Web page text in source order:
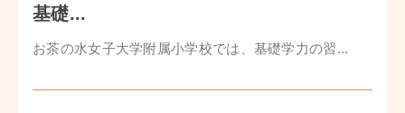
基礎...
お茶の水女子大学附属小学校では、基礎学力の習...